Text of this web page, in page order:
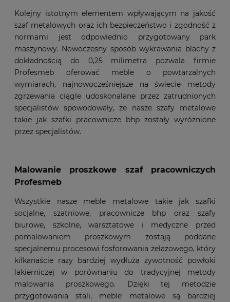
Kolejny istotnym elementem wpływającym na jakość
szaf metalowych oraz ich bezpieczeństwo i zgodność z
normami jest odpowiednio przygotowany park
maszynowy. Nowoczesny sposób wykrawania blachy z
dokładnością do 0,25 milimetra pozwala firmie
Profesmeb oferować meble o powtarzalnych
wymiarach, najnowocześniejsze na świecie metody
zgrzewania ciągle udoskonalane przez zatrudnionych
specjalistów spowodowały, że nasze szafy metalowe
takie jak szafki pracownicze bhp zostały wyróżnione
przez specjalistów.
Malowanie proszkowe szaf pracowniczych
Profesmeb
Wszystkie nasze meble metalowe takie jak szafki
socjalne, szatniowe, pracownicze bhp oraz szafy
biurowe, szkolne, warsztatowe i medyczne przed
pomalowaniem proszkowym zostają poddane
specjalnemu procesowi fosforowania żelazowego, który
kilkanaście razy bardziej wydłuża żywotność powłoki
lakierniczej w porównaniu do tradycyjnej metody
malowania proszkowego. Dzięki tej metodzie
przygotowania stali, meble metalowe są bardziej